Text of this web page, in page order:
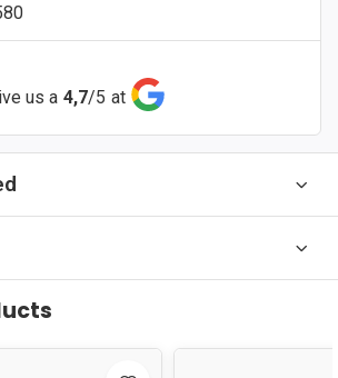
us a 4,7/5 at